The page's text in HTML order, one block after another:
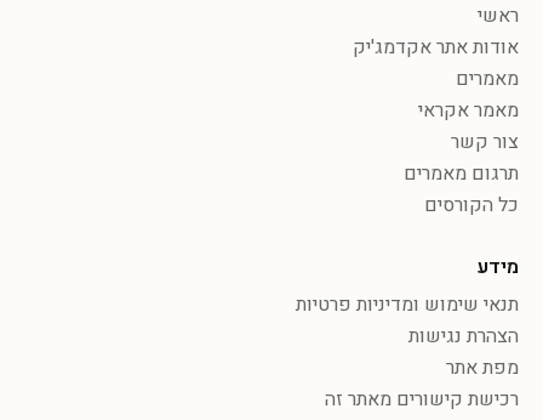
ראשי
אודות אתר אקדמג'יק
מאמרים
מאמר אקראי
צור קשר
תרגום מאמרים
כל הקורסים
מידע
תנאי שימוש ומדיניות פרטיות
הצהרת נגישות
מפת אתר
רכישת קישורים מאתר זה